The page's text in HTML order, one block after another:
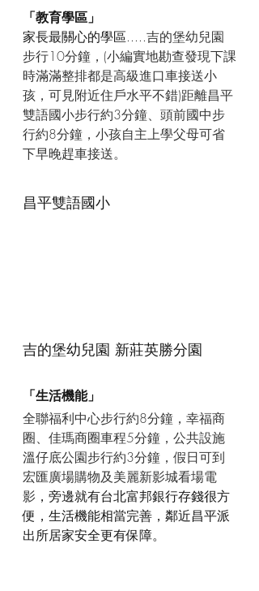
「教育學區」
家長最關心的學區.....吉的堡幼兒園
步行10分鐘，(小編實地勘查發現下課
時滿滿整排都是高級進口車接送小
孩，可見附近住戶水平不錯)距離昌平
雙語國小步行約3分鐘、頭前國中步
行約8分鐘，小孩自主上學父母可省
下早晚趕車接送。
昌平雙語國小
吉的堡幼兒園 新莊英勝分園
「生活機能」
全聯福利中心步行約8分鐘，幸福商
圈、佳瑪商圈車程5分鐘，公共設施
溫仔底公園步行約3分鐘，假日可到
宏匯廣場購物及美麗新影城看場電
影 ，旁邊就有台北富邦銀行存錢很方
便，生活機能相當完善，鄰近昌平派
出所居家安全更有保障。